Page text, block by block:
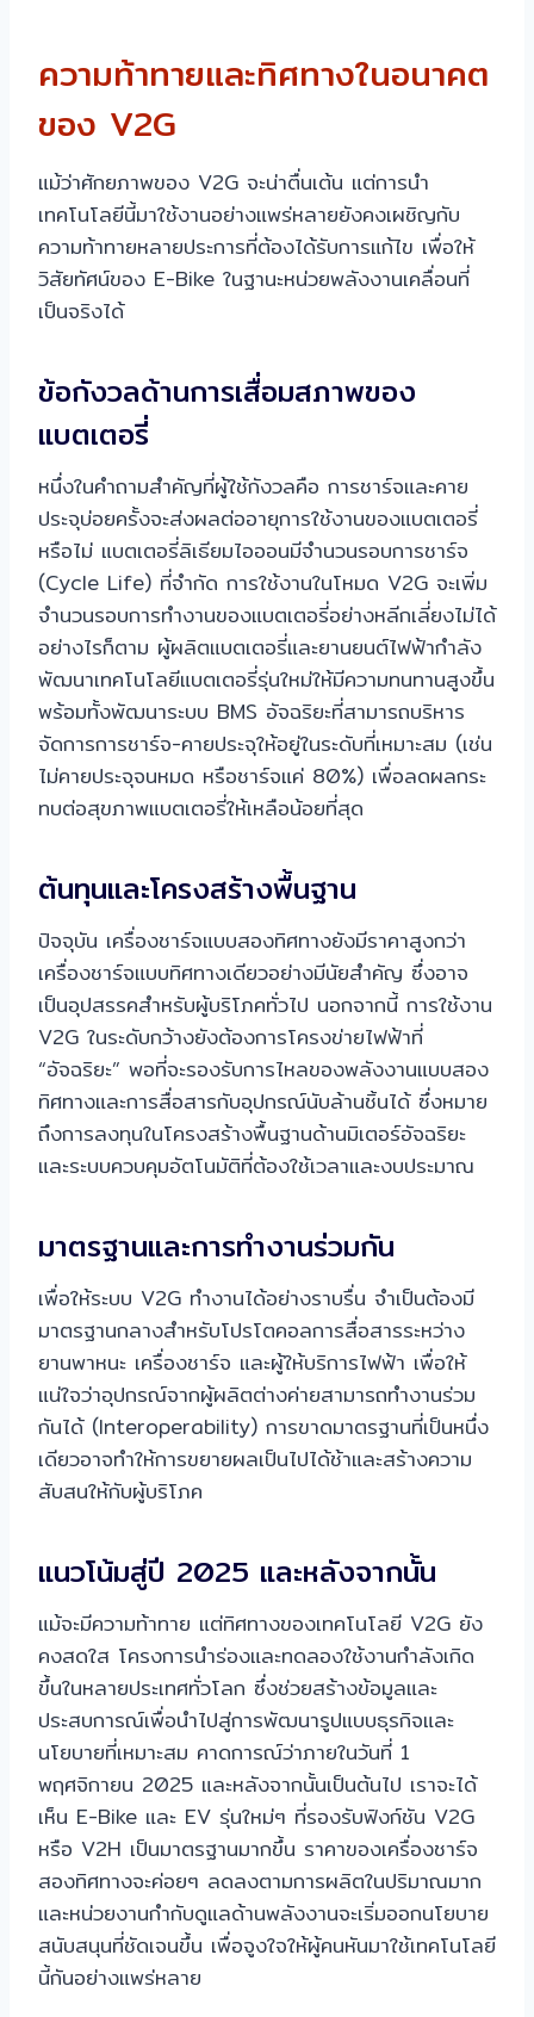
ความท้าทายและทิศทางในอนาคต
ของ V2G
แม้ว่าศักยภาพของ V2G จะน่าตื่นเต้น แต่การนำ
เทคโนโลยีนี้มาใช้งานอย่างแพร่หลายยังคงเผชิญกับ
ความท้าทายหลายประการที่ต้องได้รับการแก้ไข เพื่อให้
วิสัยทัศน์ของ E-Bike ในฐานะหน่วยพลังงานเคลื่อนที่
เป็นจริงได้
ข้อกังวลด้านการเสื่อมสภาพของ
แบตเตอรี่
หนึ่งในคำถามสำคัญที่ผู้ใช้กังวลคือ การชาร์จและคาย
ประจุบ่อยครั้งจะส่งผลต่ออายุการใช้งานของแบตเตอรี่
หรือไม่ แบตเตอรี่ลิเธียมไอออนมีจำนวนรอบการชาร์จ
(Cycle Life) ที่จำกัด การใช้งานในโหมด V2G จะเพิ่ม
จำนวนรอบการทำงานของแบตเตอรี่อย่างหลีกเลี่ยงไม่ได้
อย่างไรก็ตาม ผู้ผลิตแบตเตอรี่และยานยนต์ไฟฟ้ากำลัง
พัฒนาเทคโนโลยีแบตเตอรี่รุ่นใหม่ให้มีความทนทานสูงขึ้น
พร้อมทั้งพัฒนาระบบ BMS อัจฉริยะที่สามารถบริหาร
จัดการการชาร์จ-คายประจุให้อยู่ในระดับที่เหมาะสม (เช่น
ไม่คายประจุจนหมด หรือชาร์จแค่ 80%) เพื่อลดผลกระ
ทบต่อสุขภาพแบตเตอรี่ให้เหลือน้อยที่สุด
ต้นทุนและโครงสร้างพื้นฐาน
ปัจจุบัน เครื่องชาร์จแบบสองทิศทางยังมีราคาสูงกว่า
เครื่องชาร์จแบบทิศทางเดียวอย่างมีนัยสำคัญ ซึ่งอาจ
เป็นอุปสรรคสำหรับผู้บริโภคทั่วไป นอกจากนี้ การใช้งาน
V2G ในระดับกว้างยังต้องการโครงข่ายไฟฟ้าที่
“อัจฉริยะ” พอที่จะรองรับการไหลของพลังงานแบบสอง
ทิศทางและการสื่อสารกับอุปกรณ์นับล้านชิ้นได้ ซึ่งหมาย
ถึงการลงทุนในโครงสร้างพื้นฐานด้านมิเตอร์อัจฉริยะ
และระบบควบคุมอัตโนมัติที่ต้องใช้เวลาและงบประมาณ
มาตรฐานและการทำงานร่วมกัน
เพื่อให้ระบบ V2G ทำงานได้อย่างราบรื่น จำเป็นต้องมี
มาตรฐานกลางสำหรับโปรโตคอลการสื่อสารระหว่าง
ยานพาหนะ เครื่องชาร์จ และผู้ให้บริการไฟฟ้า เพื่อให้
แน่ใจว่าอุปกรณ์จากผู้ผลิตต่างค่ายสามารถทำงานร่วม
กันได้ (Interoperability) การขาดมาตรฐานที่เป็นหนึ่ง
เดียวอาจทำให้การขยายผลเป็นไปได้ช้าและสร้างความ
สับสนให้กับผู้บริโภค
แนวโน้มสู่ปี 2025 และหลังจากนั้น
แม้จะมีความท้าทาย แต่ทิศทางของเทคโนโลยี V2G ยัง
คงสดใส โครงการนำร่องและทดลองใช้งานกำลังเกิด
ขึ้นในหลายประเทศทั่วโลก ซึ่งช่วยสร้างข้อมูลและ
ประสบการณ์เพื่อนำไปสู่การพัฒนารูปแบบธุรกิจและ
นโยบายที่เหมาะสม คาดการณ์ว่าภายในวันที่ 1
พฤศจิกายน 2025 และหลังจากนั้นเป็นต้นไป เราจะได้
เห็น E-Bike และ EV รุ่นใหม่ๆ ที่รองรับฟังก์ชัน V2G
หรือ V2H เป็นมาตรฐานมากขึ้น ราคาของเครื่องชาร์จ
สองทิศทางจะค่อยๆ ลดลงตามการผลิตในปริมาณมาก
และหน่วยงานกำกับดูแลด้านพลังงานจะเริ่มออกนโยบาย
สนับสนุนที่ชัดเจนขึ้น เพื่อจูงใจให้ผู้คนหันมาใช้เทคโนโลยี
นี้กันอย่างแพร่หลาย